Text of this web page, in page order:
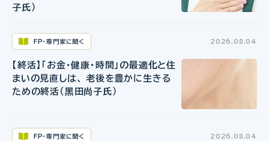
子氏）
FP・専門家に聞く 2026.08.04
【終活】「お金・健康・時間」の最適化と住
まいの見直しは、 老後を豊かに生きる
ための終活（黒田尚子氏）
FP・専門家に聞く 2026.08.04